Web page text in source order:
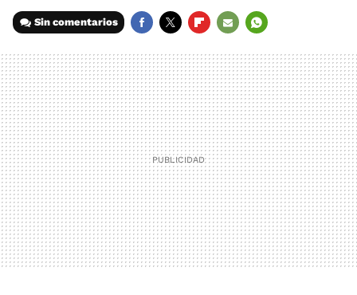
Sin comentarios
MAIL